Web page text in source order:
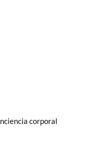
corporal